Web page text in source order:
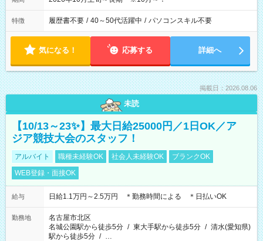
特徴 履歴書不要 / 40～50代活躍中 / パソコンスキル不要
気になる！ 応募する 詳細へ
掲載日：2026.08.06
未読
【10/13～23✨】最大日給25000円／1日OK／ア
ジア競技大会のスタッフ！
アルバイト 職種未経験OK 社会人未経験OK
ブランクOK
WEB登録・面接OK
給与 日給1.1万円～2.5万円 ＊勤務時間による ＊日払いOK
勤務地
名古屋市北区
名城公園駅から徒歩5分 / 東大手駅から徒歩5分 / 清水(愛知県)
駅から徒歩5分 / …